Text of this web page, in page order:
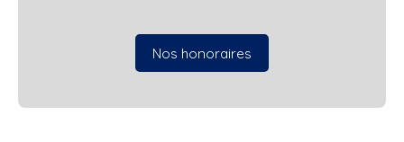
Nos honoraires